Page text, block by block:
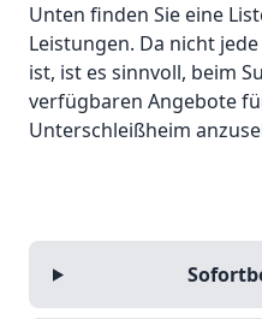
Unten finden Sie eine
Leistungen. Da nicht
ist, ist es sinnvoll, beim
verfügbaren Angebote
Unterschleißheim